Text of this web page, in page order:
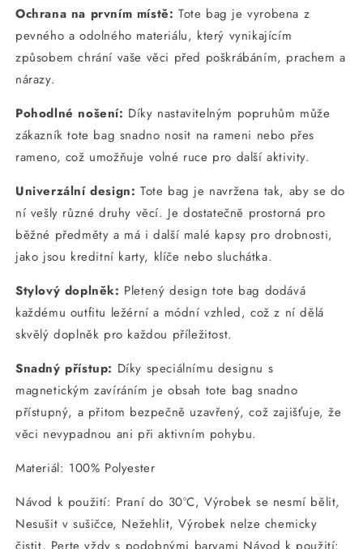
Ochrana na prvním místě: Tote bag je vyrobena z
pevného a odolného materiálu, který vynikajícím
způsobem chrání vaše věci před poškrábáním, prachem a
nárazy.
Pohodlné nošení: Díky nastavitelným popruhům může
zákazník tote bag snadno nosit na rameni nebo přes
rameno, což umožňuje volné ruce pro další aktivity.
Univerzální design: Tote bag je navržena tak, aby se do
ní vešly různé druhy věcí. Je dostatečně prostorná pro
běžné předměty a má i další malé kapsy pro drobnosti,
jako jsou kreditní karty, klíče nebo sluchátka.
Stylový doplněk: Pletený design tote bag dodává
každému outfitu ležérní a módní vzhled, což z ní dělá
skvělý doplněk pro každou příležitost.
Snadný přístup: Díky speciálnímu designu s
magnetickým zavíráním je obsah tote bag snadno
přístupný, a přitom bezpečně uzavřený, což zajišťuje, že
věci nevypadnou ani při aktivním pohybu.
Materiál: 100% Polyester
Návod k použití: Praní do 30°C, Výrobek se nesmí bělit,
Nesušit v sušičce, Nežehlit, Výrobek nelze chemicky